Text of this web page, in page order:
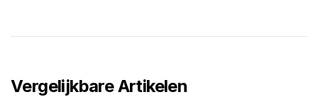
Vergelijkbare Artikelen